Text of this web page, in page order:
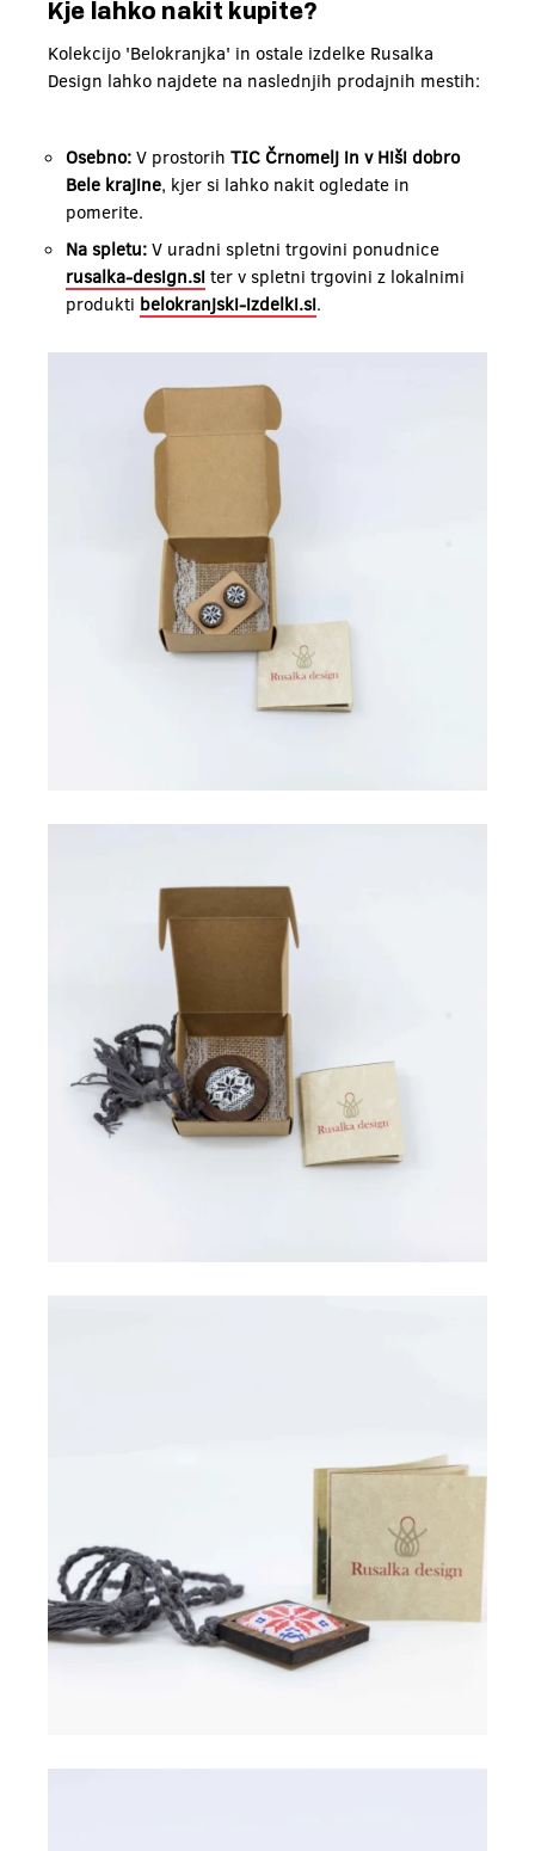
Kje lahko nakit kupite?
Kolekcijo 'Belokranjka' in ostale izdelke Rusalka
Design lahko najdete na naslednjih prodajnih mestih:
Osebno: V prostorihTIC Črnomelj in v Hiši dobro
Bele krajine, kjer si lahko nakit ogledate in
pomerite.
Na spletu: V uradni spletni trgovini ponudnice
rusalka-design.si ter v spletni trgovini z lokalnimi
produkti belokranjski-izdelki.si.